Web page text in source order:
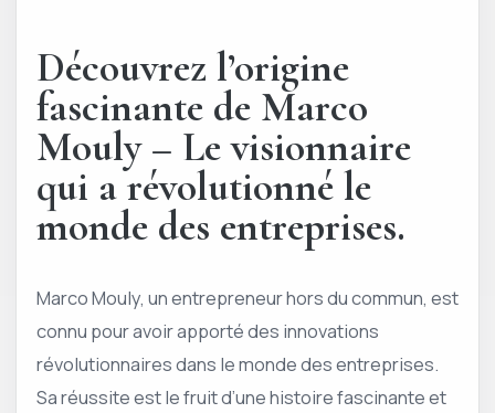
Découvrez l’origine
fascinante de Marco
Mouly – Le visionnaire
qui a révolutionné le
monde des entreprises.
Marco Mouly, un entrepreneur hors du commun, est
connu pour avoir apporté des innovations
révolutionnaires dans le monde des entreprises.
Sa réussite est le fruit d’une histoire fascinante et